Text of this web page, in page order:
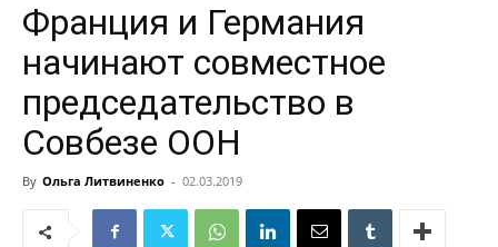
Франция и Германия
начинают совместное
председательство в
Совбезе ООН
By Ольга Литвиненко - 02.03.2019